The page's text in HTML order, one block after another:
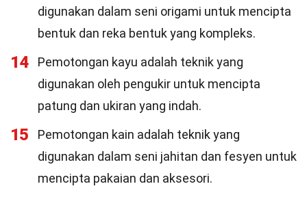
digunakan dalam seni origami untuk mencipta
bentuk dan reka bentuk yang kompleks.
14
Pemotongan kayu adalah teknik yang
digunakan oleh pengukir untuk mencipta
patung dan ukiran yang indah.
15
Pemotongan kain adalah teknik yang
digunakan dalam seni jahitan dan fesyen untuk
mencipta pakaian dan aksesori.